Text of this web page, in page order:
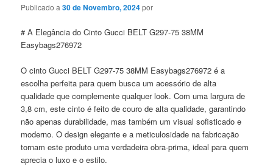
Publicado a30 de Novembro, 2024por
# A Elegância do Cinto Gucci BELT G297-75 38MM
Easybags276972
O cinto Gucci BELT G297-75 38MM Easybags276972 é a
escolha perfeita para quem busca um acessório de alta
qualidade que complemente qualquer look. Com uma largura de
3,8 cm, este cinto é feito de couro de alta qualidade, garantindo
não apenas durabilidade, mas também um visual sofisticado e
moderno. O design elegante e a meticulosidade na fabricação
tornam este produto uma verdadeira obra-prima, ideal para quem
aprecia o luxo e o estilo.